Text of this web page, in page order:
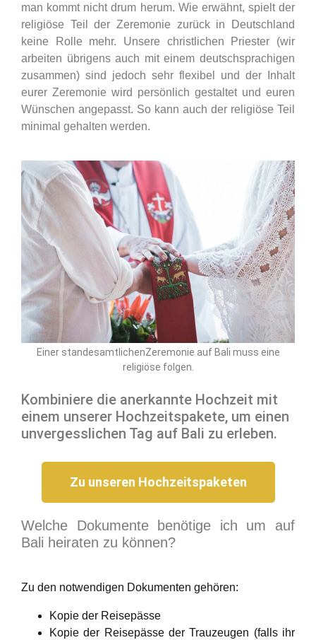
man kommt nicht drum herum. Wie erwähnt, spielt der
religiöse Teil der Zeremonie zurück in Deutschland
keine Rolle mehr. Unsere christlichen Priester (wir
arbeiten übrigens auch mit einem deutschsprachigen
zusammen) sind jedoch sehr flexibel und der Inhalt
eurer Zeremonie wird persönlich gestaltet und euren
Wünschen angepasst. So kann auch der religiöse Teil
minimal gehalten werden.
Einer standesamtlichenZeremonie auf Bali muss eine
religiöse folgen.
Kombiniere die anerkannte Hochzeit mit
einem unserer Hochzeitspakete, um einen
unvergesslichen Tag auf Bali zu erleben.
Zu unseren Hochzeitspaketen
Welche Dokumente benötige ich um auf
Bali heiraten zu können?
Zu den notwendigen Dokumenten gehören:
Kopie der Reisepässe
Kopie der Reisepässe der Trauzeugen (falls ihr